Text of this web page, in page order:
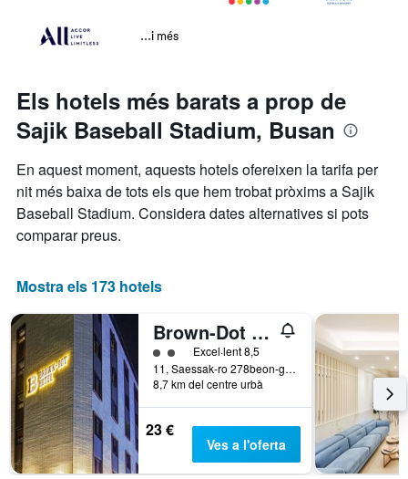
...i més
Els hotels més barats a prop de
Sajik Baseball Stadium, Busan
En aquest moment, aquests hotels ofereixen la tarifa per
nit més baixa de tots els que hem trobat pròxims a Sajik
Baseball Stadium. Considera dates alternatives si pots
comparar preus.
Mostra els 173 hotels
Brown-Dot Hotel Choeup
Categoria 2Excel·lent 8,5
11, Saessak-ro 278beon-gil, Busanjin-gu, Busan, Corea del Sud
8,7 km del centre urbà
23 €
Ves a l'oferta